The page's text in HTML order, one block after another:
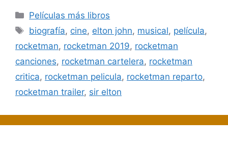
Categorías
Películas más libros
Etiquetas
biografía, cine, elton john, musical, película,
rocketman, rocketman 2019, rocketman
canciones, rocketman cartelera, rocketman
critica, rocketman pelicula, rocketman reparto,
rocketman trailer, sir elton